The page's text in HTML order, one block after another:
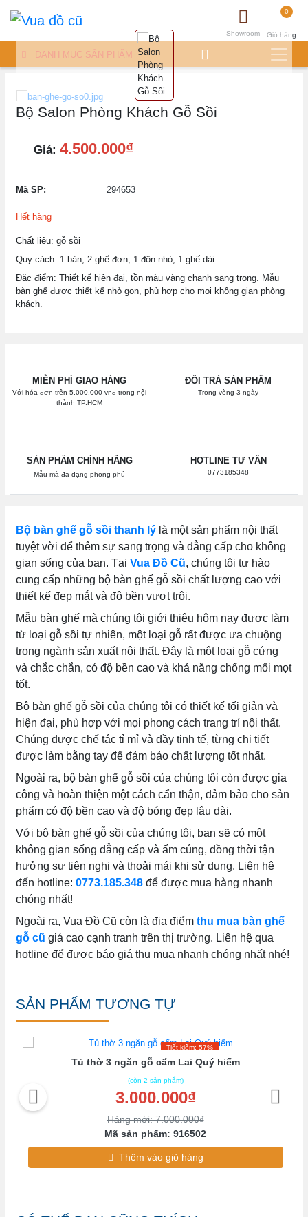
0
Giỏ hàng
Showroom
DANH MỤC SẢN PHẨM
Bộ Salon Phòng Khách Gỗ Sồi
Giá: 4.500.000₫
Mã SP: 294653
Hết hàng
Chất liệu: gỗ sồi
Quy cách: 1 bàn, 2 ghế đơn, 1 đôn nhỏ, 1 ghế dài
Đặc điểm: Thiết kế hiện đại, tồn màu vàng chanh sang trọng. Mẫu
bàn ghế được thiết kế nhỏ gọn, phù hợp cho mọi không gian phòng
khách.
MIỄN PHÍ GIAO HÀNG
Với hóa đơn trên 5.000.000 vnđ trong nội
thành TP.HCM
ĐỔI TRẢ SẢN PHẨM
Trong vòng 3 ngày
SẢN PHẨM CHÍNH HÃNG
Mẫu mã đa dạng phong phú
HOTLINE TƯ VẤN
0773185348
Bộ bàn ghế gỗ sồi thanh lý là một sản phẩm nội thất
tuyệt vời để thêm sự sang trọng và đẳng cấp cho không
gian sống của bạn. Tại Vua Đồ Cũ, chúng tôi tự hào
cung cấp những bộ bàn ghế gỗ sồi chất lượng cao với
thiết kế đẹp mắt và độ bền vượt trội.
Mẫu bàn ghế mà chúng tôi giới thiệu hôm nay được làm
từ loại gỗ sồi tự nhiên, một loại gỗ rất được ưa chuộng
trong ngành sản xuất nội thất. Đây là một loại gỗ cứng
và chắc chắn, có độ bền cao và khả năng chống mối mọt
tốt.
Bộ bàn ghế gỗ sồi của chúng tôi có thiết kế tối giản và
hiện đại, phù hợp với mọi phong cách trang trí nội thất.
Chúng được chế tác tỉ mỉ và đầy tinh tế, từng chi tiết
được làm bằng tay để đảm bảo chất lượng tốt nhất.
Ngoài ra, bộ bàn ghế gỗ sồi của chúng tôi còn được gia
công và hoàn thiện một cách cẩn thận, đảm bảo cho sản
phẩm có độ bền cao và độ bóng đẹp lâu dài.
Với bộ bàn ghế gỗ sồi của chúng tôi, bạn sẽ có một
không gian sống đẳng cấp và ấm cúng, đồng thời tận
hưởng sự tiện nghi và thoải mái khi sử dụng. Liên hệ
đến hotline: 0773.185.348 để được mua hàng nhanh
chóng nhất!
Ngoài ra, Vua Đồ Cũ còn là địa điểm thu mua bàn ghế
gỗ cũ giá cao cạnh tranh trên thị trường. Liên hệ qua
hotline để được báo giá thu mua nhanh chóng nhất nhé!
SẢN PHẨM TƯƠNG TỰ
Tiết kiệm: 57%
Tủ thờ 3 ngăn gỗ cẩm Lai Quý hiếm
(còn 2 sản phẩm)
3.000.000₫
Hàng mới: 7.000.000₫
Mã sản phẩm: 916502
Thêm vào giỏ hàng